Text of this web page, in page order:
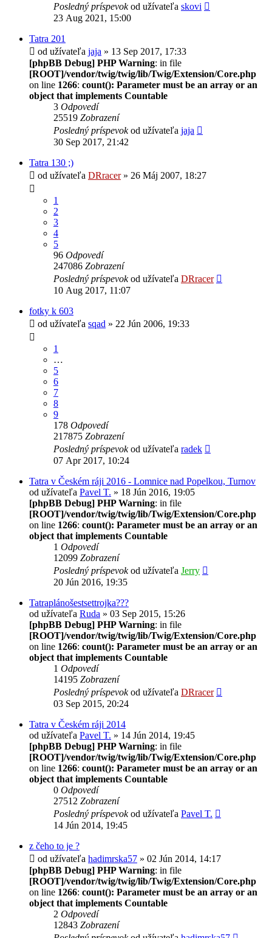
Posledný príspevokod užívateľa skovi
23 Aug 2021, 15:00
Tatra 201
od užívateľa jaja » 13 Sep 2017, 17:33
[phpBB Debug] PHP Warning: in file
[ROOT]/vendor/twig/twig/lib/Twig/Extension/Core.php
on line 1266: count(): Parameter must be an array or an
object that implements Countable
3 Odpovedí
25519 Zobrazení
Posledný príspevokod užívateľa jaja
30 Sep 2017, 21:42
Tatra 130 ;)
od užívateľa DRracer» 26 Máj 2007, 18:27
1
2
3
4
5
96 Odpovedí
247086 Zobrazení
Posledný príspevokod užívateľa DRracer
10 Aug 2017, 11:07
fotky k 603
od užívateľa sqad » 22 Jún 2006, 19:33
1
…
5
6
7
8
9
178 Odpovedí
217875 Zobrazení
Posledný príspevokod užívateľa radek
07 Apr 2017, 10:24
Tatra v Českém ráji 2016 - Lomnice nad Popelkou, Turnov
od užívateľa Pavel T. » 18 Jún 2016, 19:05
[phpBB Debug] PHP Warning: in file
[ROOT]/vendor/twig/twig/lib/Twig/Extension/Core.php
on line 1266: count(): Parameter must be an array or an
object that implements Countable
1 Odpovedí
12099 Zobrazení
Posledný príspevokod užívateľa Jerry
20 Jún 2016, 19:35
Tatraplánošestsettrojka???
od užívateľa Ruda » 03 Sep 2015, 15:26
[phpBB Debug] PHP Warning: in file
[ROOT]/vendor/twig/twig/lib/Twig/Extension/Core.php
on line 1266: count(): Parameter must be an array or an
object that implements Countable
1 Odpovedí
14195 Zobrazení
Posledný príspevokod užívateľa DRracer
03 Sep 2015, 20:24
Tatra v Českém ráji 2014
od užívateľa Pavel T. » 14 Jún 2014, 19:45
[phpBB Debug] PHP Warning: in file
[ROOT]/vendor/twig/twig/lib/Twig/Extension/Core.php
on line 1266: count(): Parameter must be an array or an
object that implements Countable
0 Odpovedí
27512 Zobrazení
Posledný príspevokod užívateľa Pavel T.
14 Jún 2014, 19:45
z čeho to je ?
od užívateľa hadimrska57 » 02 Jún 2014, 14:17
[phpBB Debug] PHP Warning: in file
[ROOT]/vendor/twig/twig/lib/Twig/Extension/Core.php
on line 1266: count(): Parameter must be an array or an
object that implements Countable
2 Odpovedí
12843 Zobrazení